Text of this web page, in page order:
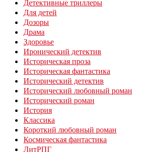
Детективные триллеры
Для детей
Дозоры
Драма
Здоровье
Иронический детектив
Историческая проза
Историческая фантастика
Исторический детектив
Исторический любовный роман
Исторический роман
История
Классика
Короткий любовный роман
Космическая фантастика
ЛитРПГ